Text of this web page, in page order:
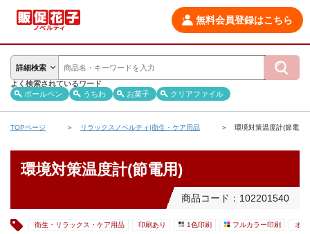
無料会員登録はこちら
詳細検索
よく検索されているワード
ボールペン
うちわ お菓子 クリアファイル
TOPページ リラックスノベルティ|衛生・ケア用品 環境対策温度計(節電用)
環境対策温度計(節電用)
商品コード：102201540
衛生・リラックス・ケア用品 印刷あり 1色印刷 フルカラー印刷 オ